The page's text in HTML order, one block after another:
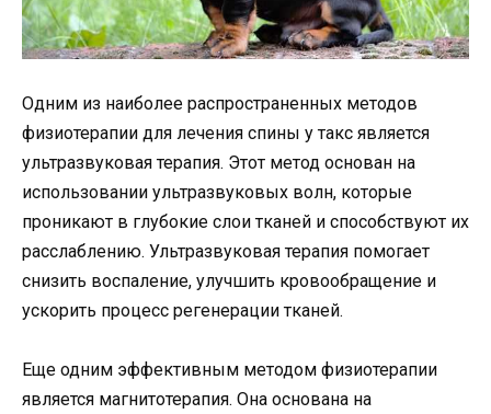
Одним из наиболее распространенных методов
физиотерапии для лечения спины у такс является
ультразвуковая терапия. Этот метод основан на
использовании ультразвуковых волн, которые
проникают в глубокие слои тканей и способствуют их
расслаблению. Ультразвуковая терапия помогает
снизить воспаление, улучшить кровообращение и
ускорить процесс регенерации тканей.
Еще одним эффективным методом физиотерапии
является магнитотерапия. Она основана на